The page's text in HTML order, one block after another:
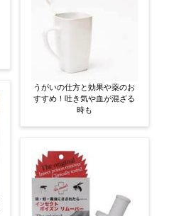
うがいの仕方と効果や薬のお
すすめ！吐き気や血が混ざる
時も